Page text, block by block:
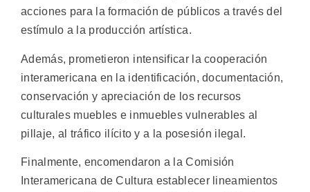
acciones para la formación de públicos a través del
estímulo a la producción artística.
Además, prometieron intensificar la cooperación
interamericana en la identificación, documentación,
conservación y apreciación de los recursos
culturales muebles e inmuebles vulnerables al
pillaje, al tráfico ilícito y a la posesión ilegal.
Finalmente, encomendaron a la Comisión
Interamericana de Cultura establecer lineamientos